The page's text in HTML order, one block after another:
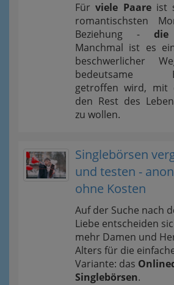
Fürviele Paareist
romantischsten
Beziehung - die
Manchmal ist es
beschwerlicher
bedeutsame
getroffen wird, mit
den Rest des
zu wollen.
Singlebörsen
und testen -
ohne Kosten
Auf der Suche nach
Liebe entscheiden
mehr Damen und
Alters für die
Variante: das
Singlebörsen.